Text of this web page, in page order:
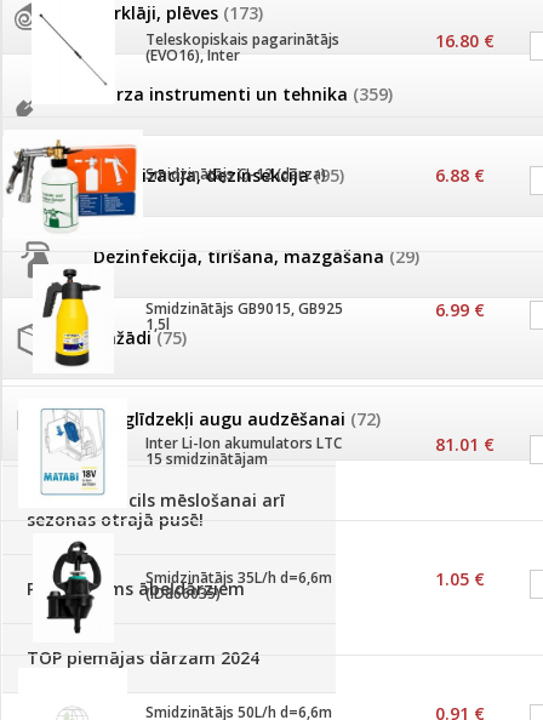
Pārklāji, plēves (173)
Dārza instrumenti un tehnika (359)
Deratizācija, dezinsekcija(95)
Dezinfekcija, tīrīšana, mazgāšana (29)
Dažādi(75)
Palīglīdzekļi augu audzēšanai (72)
Tomātu diena
Tagad Vitrol GB arī 20kg
iepakojumā!
Tomātu diena 21.augustā
Ievešanas atļaujas 2025
Visas datu drošības lapas (DDL)
vienuviet
Klientu Diena
Novatec - izcils mēslošanai arī
sezonas otrajā pusē!
Piedāvājums ābeļdārziem
TOP piemājas dārzam 2024
Teleskopiskais pagarinātājs
(EVO16), Inter
16.80 €
Smidzinātājs CJ-12 (dārza) 6.88 €
Smidzinātājs GB9015, GB925
1,5l
6.99 €
Inter Li-Ion akumulators LTC
15 smidzinātājam
81.01 €
Smidzinātājs 35L/h d=6,6m
(ID866035)
1.05 €
Smidzinātājs 50L/h d=6,6m 0.91 €